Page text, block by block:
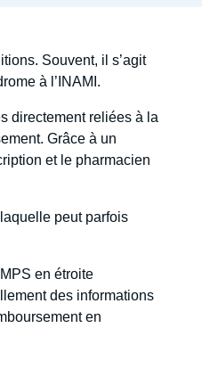
Souvent, il s’agit
à l’INAMI.
directement reliées à la
Grâce à un
et le pharmacien
peut parfois
en étroite
des informations
en